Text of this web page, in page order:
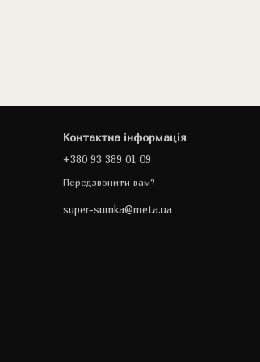
Контактна інформація
+380 93 389 01 09
Передзвонити вам?
super-sumka@meta.ua